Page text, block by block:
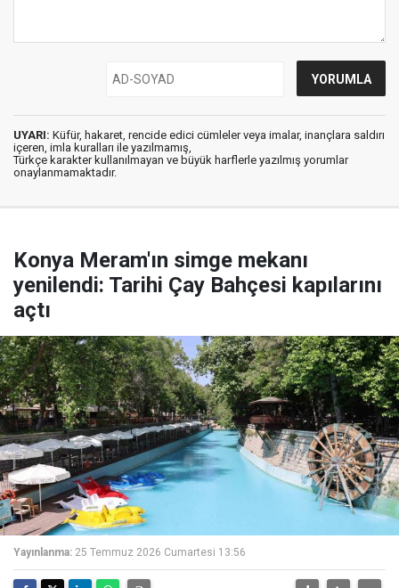
UYARI: Küfür, hakaret, rencide edici cümleler veya imalar, inançlara saldırı
içeren, imla kuralları ile yazılmamış,
Türkçe karakter kullanılmayan ve büyük harflerle yazılmış yorumlar
onaylanmamaktadır.
Konya Meram'ın simge mekanı
yenilendi: Tarihi Çay Bahçesi kapılarını
açtı
Yayınlanma: 25 Temmuz 2026 Cumartesi 13:56